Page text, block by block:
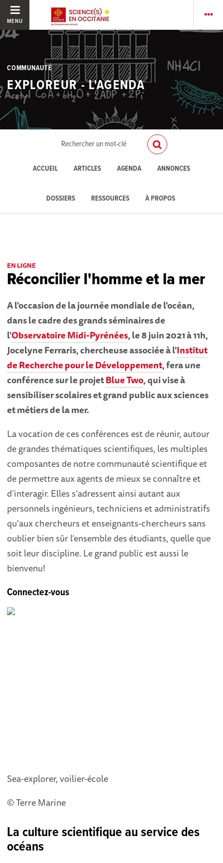
MENU
COMMUNAUTÉ
EXPLOREUR - L'AGENDA
ACCUEIL ARTICLES AGENDA ANNONCES
DOSSIERS RESSOURCES À PROPOS
EN LIGNE
Réconcilier l'homme et la mer
A l'occasion de la journée mondiale de l'océan,
dans le cadre des grands séminaires de
l'Observatoire Midi-Pyrénées, le 8 juin 2021 à 11h,
Jocelyne Ferraris, chercheuse associée à l'Institut
de Recherche pour le Développement, fera une
conférence sur le projetBlue Two, qui vise à
sensibiliser scolaires et grand public aux sciences
et métiers de la mer.
La vocation de ces conférences est de réunir, autour
de grandes thématiques scientifiques, les multiples
composantes de notre communauté scientifique et
de permettre aux agents de mieux se connaître et
d’interagir. Elles s’adressent ainsi autant aux
personnels ingénieurs, techniciens et administratifs
qu’aux chercheurs et enseignants-chercheurs sans
oublier bien sûr l’ensemble des étudiants, quelle que
soit leur discipline. Le grand public est aussi le
bienvenu!
Connectez-vous
Sea-explorer, voilier-école
© Terre Marine
La culture scientifique au service des
océans